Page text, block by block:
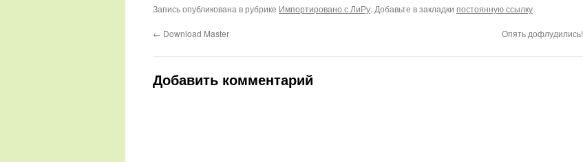
действительно - первое время
что на привычную…
подобрали Муссандру с
Запись опубликована в рубрике Импортировано с ЛиРу. Добавьте в закладки постоянную ссылку.
← Download Master Опять дофлудились!
Добавить комментарий